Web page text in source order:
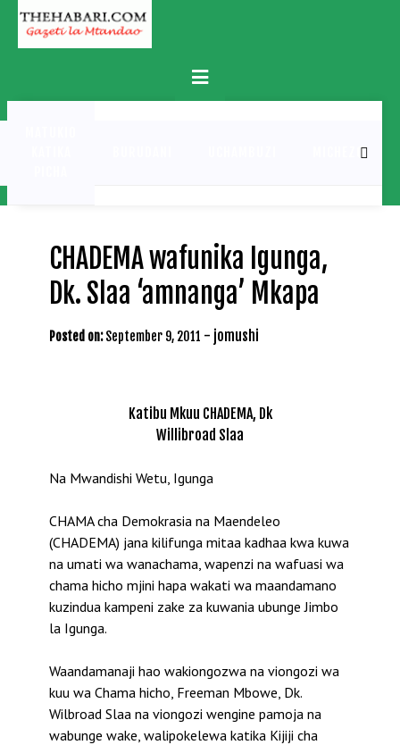
Skip
content
Primary
Menu
MICHEZO
CHADEMA wafunika Igunga,
Dk. Slaa ‘amnanga’ Mkapa
Posted on: September 9, 2011 - jomushi
Katibu Mkuu CHADEMA, Dk
Willibroad Slaa
Na Mwandishi Wetu, Igunga
CHAMA cha Demokrasia na Maendeleo
(CHADEMA) jana kilifunga mitaa kadhaa kwa kuwa
na umati wa wanachama, wapenzi na wafuasi wa
chama hicho mjini hapa wakati wa maandamano
kuzindua kampeni zake za kuwania ubunge Jimbo
la Igunga.
Waandamanaji hao wakiongozwa na viongozi wa
kuu wa Chama hicho, Freeman Mbowe, Dk.
Wilbroad Slaa na viongozi wengine pamoja na
wabunge wake, walipokelewa katika Kijiji cha